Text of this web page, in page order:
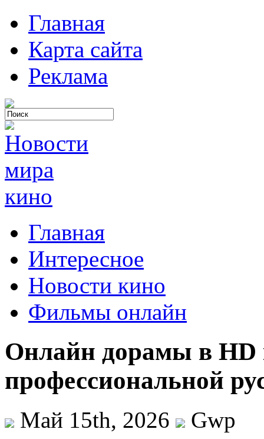
Главная
Карта сайта
Реклама
Главная
Интересное
Новости кино
Фильмы онлайн
Онлайн дорамы в HD
профессиональной
Май 15th, 2026
Gwp